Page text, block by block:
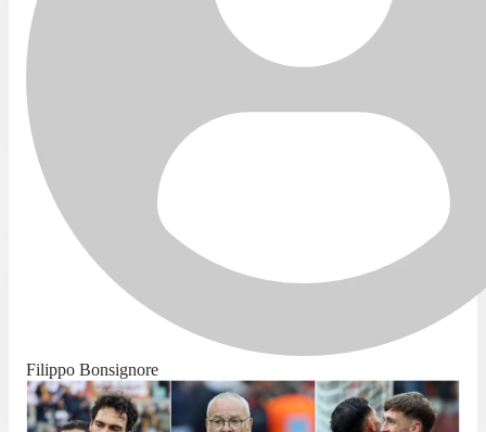
Filippo Bonsignore